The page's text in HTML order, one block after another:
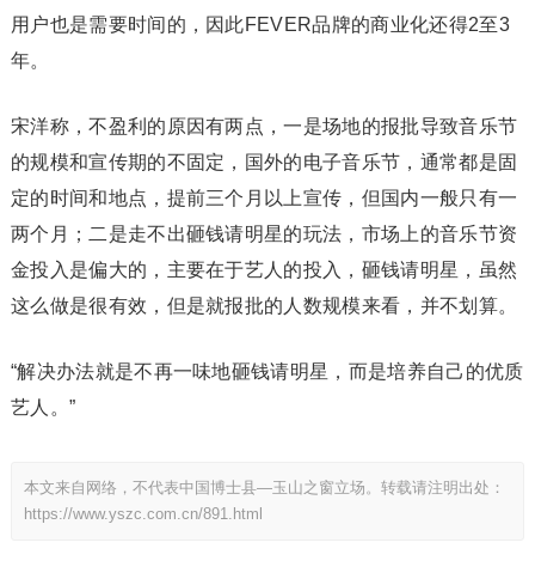
用户也是需要时间的，因此FEVER品牌的商业化还得2至3
年。
宋洋称，不盈利的原因有两点，一是场地的报批导致音乐节
的规模和宣传期的不固定，国外的电子音乐节，通常都是固
定的时间和地点，提前三个月以上宣传，但国内一般只有一
两个月；二是走不出砸钱请明星的玩法，市场上的音乐节资
金投入是偏大的，主要在于艺人的投入，砸钱请明星，虽然
这么做是很有效，但是就报批的人数规模来看，并不划算。
“解决办法就是不再一味地砸钱请明星，而是培养自己的优质
艺人。”
本文来自网络，不代表中国博士县—玉山之窗立场。转载请注明出处：
https://www.yszc.com.cn/891.html